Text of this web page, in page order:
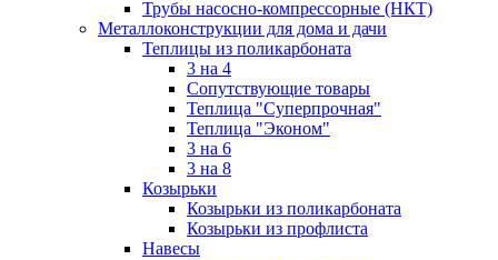
Трубы насосно-компрессорные (НКТ)
Металлоконструкции для дома и дачи
Теплицы из поликарбоната
3 на 4
Сопутствующие товары
Теплица "Суперпрочная"
Теплица "Эконом"
3 на 6
3 на 8
Козырьки
Козырьки из поликарбоната
Козырьки из профлиста
Навесы